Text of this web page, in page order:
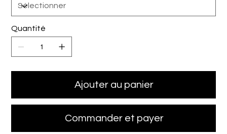
Quantité
Ajouter au panier
Commander et payer